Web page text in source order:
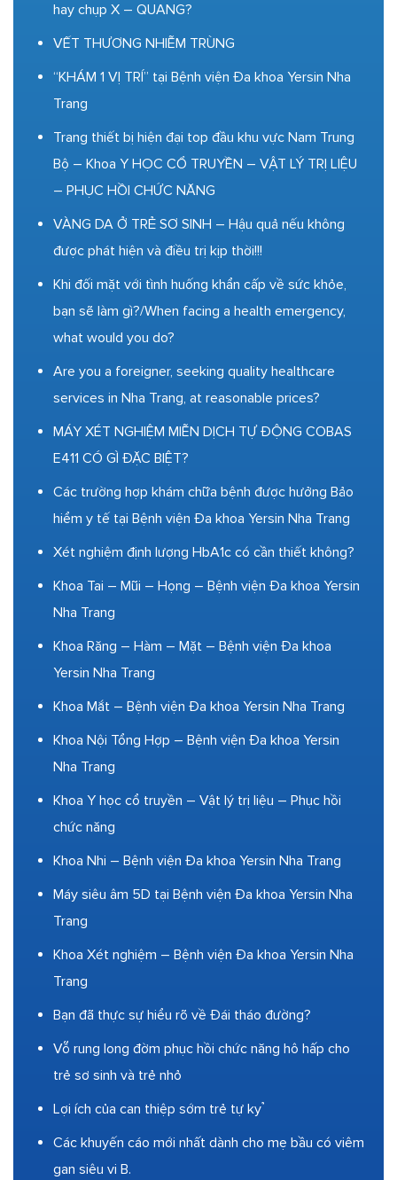
hay chụp X – QUANG?
VẾT THƯƠNG NHIỄM TRÙNG
“KHÁM 1 VỊ TRÍ” tại Bệnh viện Đa khoa Yersin Nha
Trang
Trang thiết bị hiện đại top đầu khu vực Nam Trung
Bộ – Khoa Y HỌC CỔ TRUYỀN – VẬT LÝ TRỊ LIỆU
– PHỤC HỒI CHỨC NĂNG
VÀNG DA Ở TRẺ SƠ SINH – Hậu quả nếu không
được phát hiện và điều trị kịp thời!!!
Khi đối mặt với tình huống khẩn cấp về sức khỏe,
bạn sẽ làm gì?/When facing a health emergency,
what would you do?
Are you a foreigner, seeking quality healthcare
services in Nha Trang, at reasonable prices?
MÁY XÉT NGHIỆM MIỄN DỊCH TỰ ĐỘNG COBAS
E411 CÓ GÌ ĐẶC BIỆT?
Các trường hợp khám chữa bệnh được hưởng Bảo
hiểm y tế tại Bệnh viện Đa khoa Yersin Nha Trang
Xét nghiệm định lượng HbA1c có cần thiết không?
Khoa Tai – Mũi – Họng – Bệnh viện Đa khoa Yersin
Nha Trang
Khoa Răng – Hàm – Mặt – Bệnh viện Đa khoa
Yersin Nha Trang
Khoa Mắt – Bệnh viện Đa khoa Yersin Nha Trang
Khoa Nội Tổng Hợp – Bệnh viện Đa khoa Yersin
Nha Trang
Khoa Y học cổ truyền – Vật lý trị liệu – Phục hồi
chức năng
Khoa Nhi – Bệnh viện Đa khoa Yersin Nha Trang
Máy siêu âm 5D tại Bệnh viện Đa khoa Yersin Nha
Trang
Khoa Xét nghiệm – Bệnh viện Đa khoa Yersin Nha
Trang
Bạn đã thực sự hiểu rõ về Đái tháo đường?
Vỗ rung long đờm phục hồi chức năng hô hấp cho
trẻ sơ sinh và trẻ nhỏ
Lợi ích của can thiệp sớm trẻ tự kỷ
Các khuyến cáo mới nhất dành cho mẹ bầu có viêm
gan siêu vi B.